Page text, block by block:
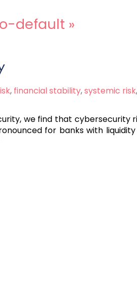
default »
, financial stability,systemic risk,
we find that
for banks with